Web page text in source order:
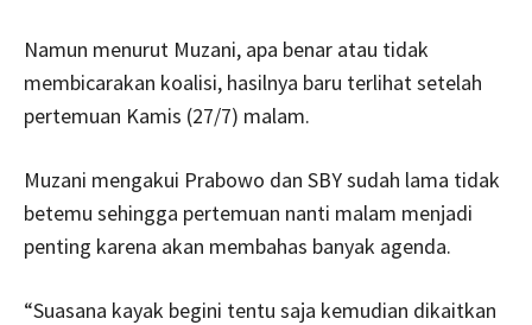
Namun menurut Muzani, apa benar atau tidak
membicarakan koalisi, hasilnya baru terlihat setelah
pertemuan Kamis (27/7) malam.
Muzani mengakui Prabowo dan SBY sudah lama tidak
betemu sehingga pertemuan nanti malam menjadi
penting karena akan membahas banyak agenda.
“Suasana kayak begini tentu saja kemudian dikaitkan